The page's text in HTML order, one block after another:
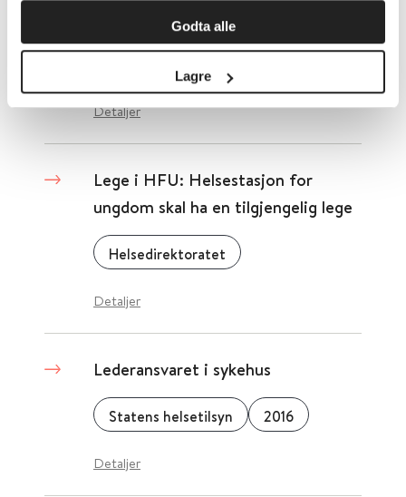
Godta alle
Lagre
Legeavtaler
Detaljer
Lege i HFU: Helsestasjon for
ungdom skal ha en tilgjengelig lege
Helsedirektoratet
Detaljer
Lederansvaret i sykehus
Statens helsetilsyn 2016
Detaljer